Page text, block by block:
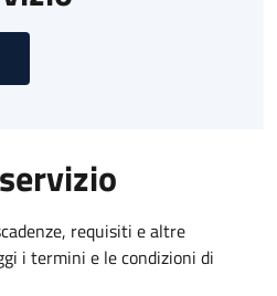
requisiti e altre
i termini e le condizioni di